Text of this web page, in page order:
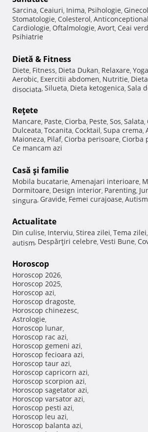
Sarcina, Ceaiuri, Inima, Psihologie,
Stomatologie, Colesterol,
Cardiologie, Oftalmologie, Avort, Ceai
Psihiatrie
Dietă & Fitness
Diete, Fitness, Dieta Dukan, Relaxare, Yoga
Aerobic, Exercitii abdomen, Nutritie,
disociata, Silueta, Dieta ketogenica, Sala
Reţete
Mancare, Paste, Ciorba, Peste, Sos, Salata,
Dulceata, Tocanita, Cocktail, Supa crema,
Maioneza, Pilaf, Ciorba perisoare, Ciorba
Ce mancam azi
Casă şi familie
Mobila bucatarie, Amenajari interioare,
Dormitoare, Design interior, Parenting,
singura, Gravide, Femei curajoase, Autism
Actualitate
Din culise, Interviu, Stirea zilei, Tema zilei,
autism, Despărţiri celebre, Vesti Bune,
Horoscop
Horoscop 2026,
Horoscop 2025,
Horoscop azi,
Horoscop dragoste,
Horoscop chinezesc,
Astrologie,
Horoscop lunar,
Horoscop rac azi,
Horoscop gemeni azi,
Horoscop fecioara azi,
Horoscop taur azi,
Horoscop capricorn azi,
Horoscop scorpion azi,
Horoscop sagetator azi,
Horoscop varsator azi,
Horoscop pesti azi,
Horoscop leu azi,
Horoscop balanta azi,